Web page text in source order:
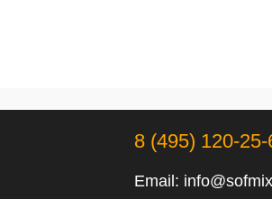
8 (495) 120-25-
Email: